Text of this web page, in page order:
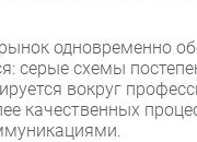
одновременно
серые схемы
вокруг
качественных